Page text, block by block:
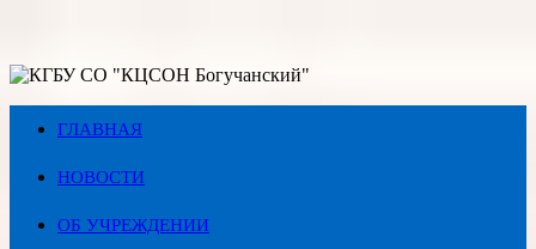
Перейти
к
содержимому
ГЛАВНАЯ
НОВОСТИ
ОБ УЧРЕЖДЕНИИ